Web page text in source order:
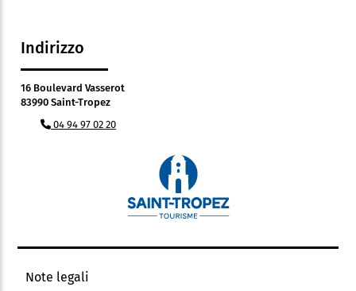
Indirizzo
16 Boulevard Vasserot
83990 Saint-Tropez
04 94 97 02 20
Note legali